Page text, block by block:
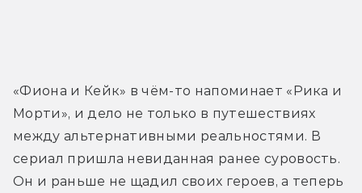
«Фиона и Кейк» в чём-то напоминает «Рика и
Морти», и дело не только в путешествиях
между альтернативными реальностями. В
сериал пришла невиданная ранее суровость.
Он и раньше не щадил своих героев, а теперь